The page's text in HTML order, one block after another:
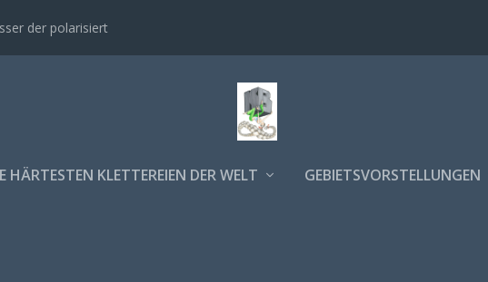
der polarisiert
HÄRTESTEN KLETTEREIEN DER WELT GEBIETSVORSTELLUNGEN